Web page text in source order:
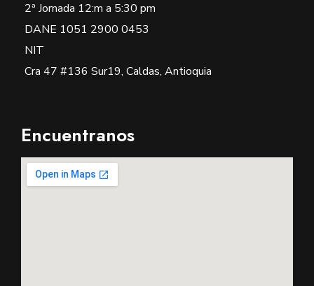
2ª Jornada 12:m a 5:30 pm
DANE 1051 2900 0453
NIT
Cra 47 #136 Sur19, Caldas, Antioquia
Encuentranos